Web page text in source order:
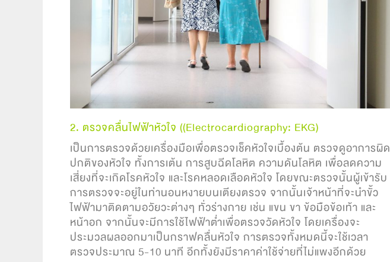
2. ตรวจคลื่นไฟฟ้าหัวใจ ((Electrocardiography: EKG)
เป็นการตรวจด้วยเครื่องมือเพื่อตรวจเช็คหัวใจเบื้องต้น ตรวจดูอาการผิด
ปกติของหัวใจ ทั้งการเต้น การสูบฉีดโลหิต ความดันโลหิต เพื่อลดความ
เสี่ยงที่จะเกิดโรคหัวใจ และโรคหลอดเลือดหัวใจ โดยขณะตรวจนั้นผู้เข้ารับ
การตรวจจะอยู่ในท่านอนหงายบนเตียงตรวจ จากนั้นเจ้าหน้าที่จะนำขั้ว
ไฟฟ้ามาติดตามอวัยวะต่างๆ ทั่วร่างกาย เช่น แขน ขา ข้อมือข้อเท้า และ
หน้าอก จากนั้นจะมีการใช้ไฟฟ้าต่ำเพื่อตรวจวัดหัวใจ โดยเครื่องจะ
ประมวลผลออกมาเป็นกราฟคลื่นหัวใจ การตรวจทั้งหมดนี้จะใช้เวลา
ตรวจประมาณ 5-10 นาที อีกทั้งยังมีราคาค่าใช้จ่ายที่ไม่แพงอีกด้วย